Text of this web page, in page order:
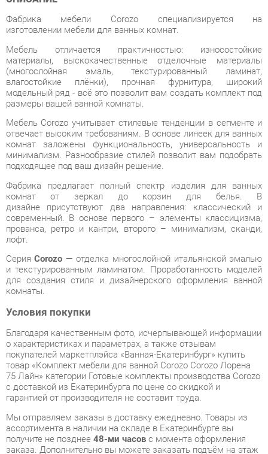
материалы, выскокачественные отделочные материалы
(многослойная эмаль, текстурированный ламинат,
модельный ряд - всё это позволит вам создать комплект под
размеры вашей ванной комнаты.
Мебель Corozo учитывает стилевые тенденции в сегменте и
отвечает высоким требованиям. В основе линеек для ванных
комнат заложены функциональность, универсальность и
подходящее под ваш дизайн решение.
Фабрика предлагает полный спектр изделия для ванных
комнат от зеркал до корзин для белья. В
дизайне присутствуют два направления: классический и
современный. В основе первого – элементы классицизма,
прованса, ретро и кантри, второго – минимализм, сканди,
лофт.
Серия Corozo— отделка многослойной итальянской эмалью
и текстурированным ламинатом. Проработанность моделей
для создания стиля и дизайнерского оформления ванной
комнаты.
Условия покупки
Благодаря качественным фото, исчерпывающей информации
о характеристиках и параметрах, а также отзывам
товар «Комплект мебели для ванной Corozo Corozo Лорена
с доставкой из Екатеринбурга по цене со скидкой и
гарантией от производителя не составит труда.
Мы отправляем заказы в доставку ежедневно. Товары из
ассортимента в наличии на складе в Екатеринбурге вы
получите не позднее48-ми часовс момента оформления
заказа. Дополнительно вы можете заказать подъём на этаж
Срок доставки в другие регионы, и для товаров, находящихся
на складах производителей, рассчитывается индивидуально.
Уточнить наличие, срок и стоимость доставки вы можете